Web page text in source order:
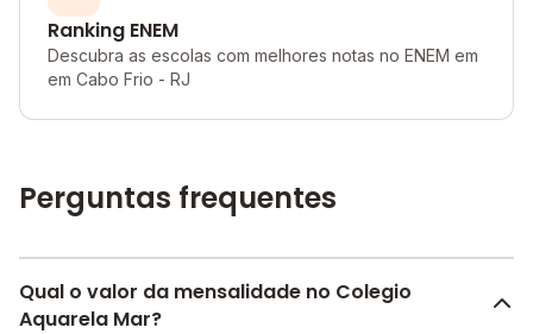
Ranking ENEM
Descubra as escolas com melhores notas no ENEM em
em Cabo Frio - RJ
Perguntas frequentes
Qual o valor da mensalidade no Colegio
Aquarela Mar?